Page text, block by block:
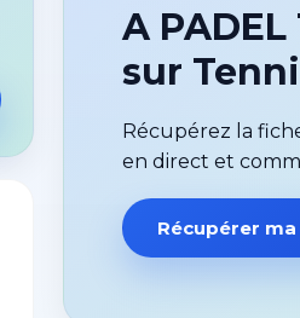
A
sur
Récupérez la
en direct et
Récupérer